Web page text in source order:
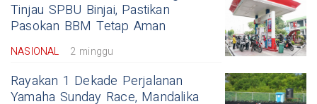
Tinjau SPBU Binjai, Pastikan
Pasokan BBM Tetap Aman
NASIONAL 2 minggu
Rayakan 1 Dekade Perjalanan
Yamaha Sunday Race, Mandalika